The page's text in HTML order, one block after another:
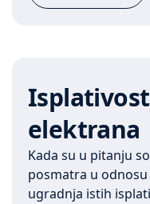
elektrana
Kada su u pitanju
posmatra u
ugradnja istih